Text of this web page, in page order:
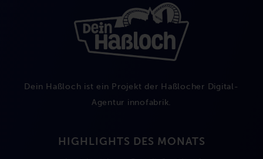
Dein Haßloch ist ein Projekt der Haßlocher Digital-
Agentur innofabrik.
HIGHLIGHTS DES MONATS